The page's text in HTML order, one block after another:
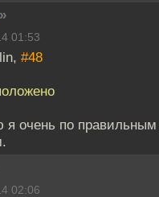
»
01:53
#48
я очень по
02:06